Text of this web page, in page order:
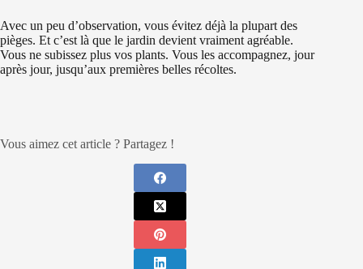
Avec un peu d’observation, vous évitez déjà la plupart des
pièges. Et c’est là que le jardin devient vraiment agréable.
Vous ne subissez plus vos plants. Vous les accompagnez, jour
après jour, jusqu’aux premières belles récoltes.
Vous aimez cet article ? Partagez !